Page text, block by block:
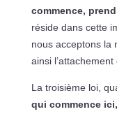
commence,
réside dans cette
nous acceptons la
ainsi
La troisième loi,
qui commence